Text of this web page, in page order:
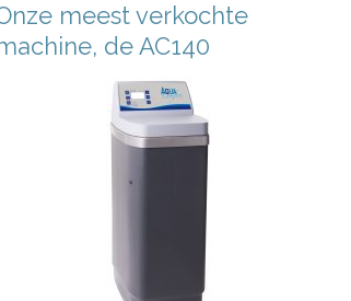
meest verkochte
de AC140